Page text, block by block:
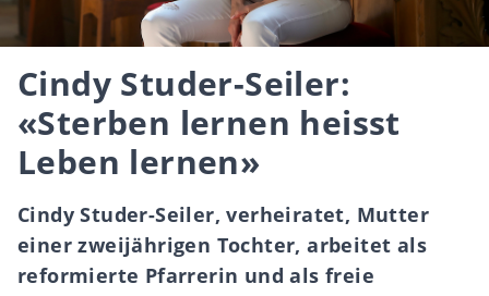
Cindy Studer-Seiler:
«Sterben lernen heisst
Leben lernen»
Cindy Studer-Seiler, verheiratet, Mutter
einer zweijährigen Tochter, arbeitet als
reformierte Pfarrerin und als freie